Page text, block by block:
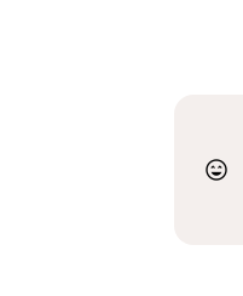
sentiment_very_satisfied